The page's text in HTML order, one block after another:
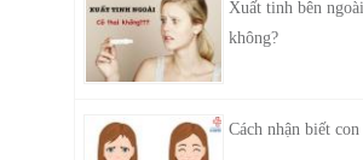
Xuất tinh bên
không?
Cách nhận biết